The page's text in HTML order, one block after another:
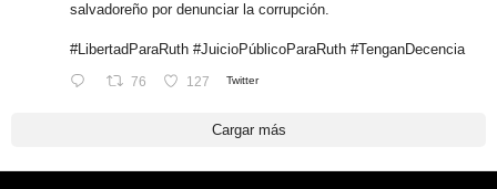
salvadoreño por denunciar la corrupción.
#LibertadParaRuth #JuicioPúblicoParaRuth #TenganDecencia
76 127 Twitter
Cargar más